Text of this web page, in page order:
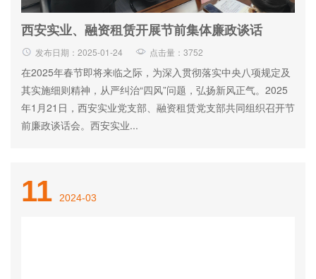
西安实业、融资租赁开展节前集体廉政谈话
发布日期：2025-01-24 点击量：3752
在2025年春节即将来临之际，为深入贯彻落实中央八项规定及
其实施细则精神，从严纠治“四风”问题，弘扬新风正气。2025
年1月21日，西安实业党支部、融资租赁党支部共同组织召开节
前廉政谈话会。西安实业...
11 2024-03